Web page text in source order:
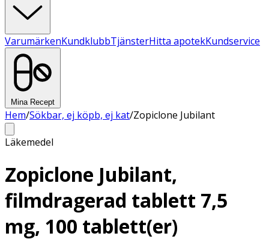
VarumärkenKundklubbTjänsterHitta apotekKundservice
Mina Recept
Hem/Sökbar, ej köpb, ej kat/Zopiclone Jubilant
Läkemedel
Zopiclone Jubilant,
filmdragerad tablett 7,5
mg, 100 tablett(er)